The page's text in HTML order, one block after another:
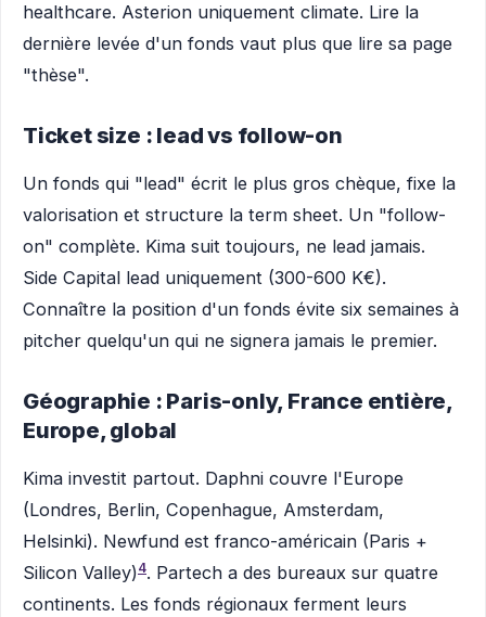
healthcare. Asterion uniquement climate. Lire la
dernière levée d'un fonds vaut plus que lire sa page
"thèse".
Ticket size : lead vs follow-on
Un fonds qui "lead" écrit le plus gros chèque, fixe la
valorisation et structure la term sheet. Un "follow-
on" complète. Kima suit toujours, ne lead jamais.
Side Capital lead uniquement (300-600 K€).
Connaître la position d'un fonds évite six semaines à
pitcher quelqu'un qui ne signera jamais le premier.
Géographie : Paris-only, France entière,
Europe, global
Kima investit partout. Daphni couvre l'Europe
(Londres, Berlin, Copenhague, Amsterdam,
Helsinki). Newfund est franco-américain (Paris +
Silicon Valley)4. Partech a des bureaux sur quatre
continents. Les fonds régionaux ferment leurs